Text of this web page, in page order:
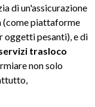
di un'assicurazione
(come piattaforme
oggetti pesanti), e di
trasloco
non solo